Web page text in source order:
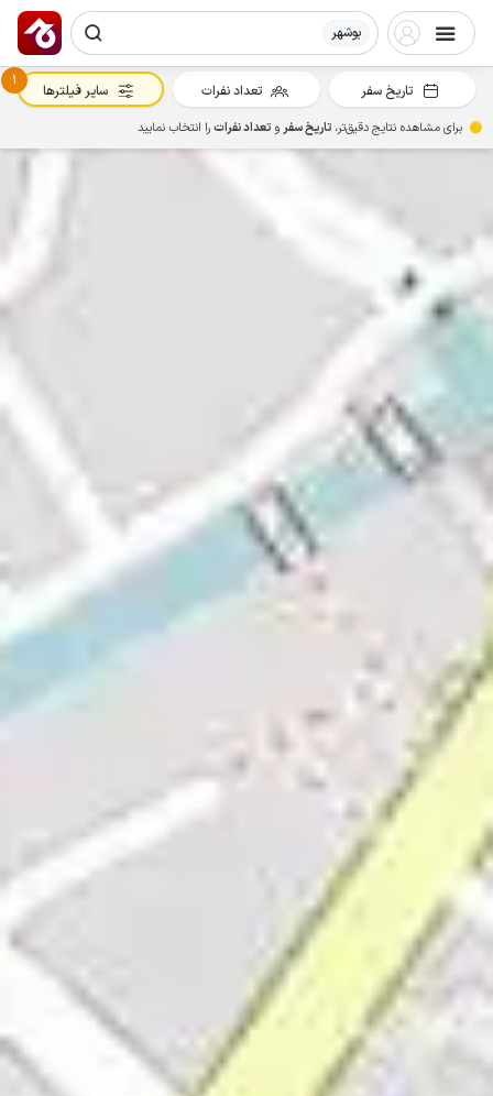
بوشهر
تاریخ سفر تعداد نفرات
1
سایر فیلترها
برای مشاهده نتایج دقیق‌تر، تاریخ سفرو تعداد نفراترا انتخاب نمایید